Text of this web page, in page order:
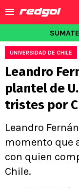
UNIVERSIDAD DE CHILE
Leandro
plantel de
tristes por
Leandro
momento que
con quien
Chile.